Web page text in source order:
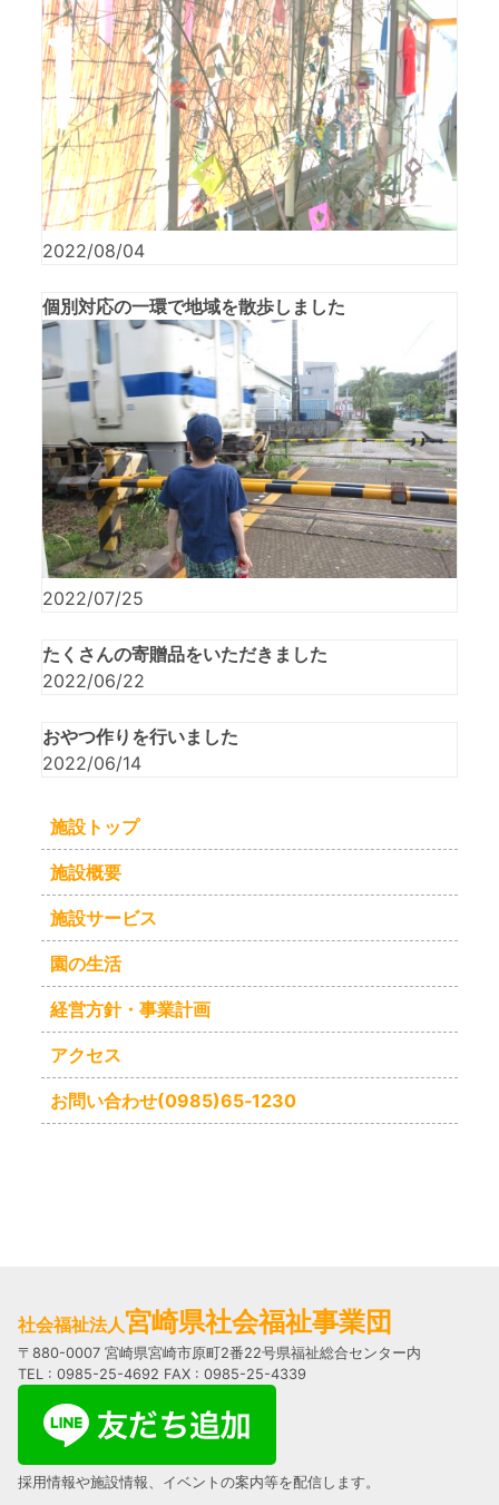
2022/08/04
個別対応の一環で地域を散歩しました
2022/07/25
たくさんの寄贈品をいただきました
2022/06/22
おやつ作りを行いました
2022/06/14
施設トップ
施設概要
施設サービス
園の生活
経営方針・事業計画
アクセス
お問い合わせ(0985)65‐1230
社会福祉法人宮崎県社会福祉事業団
〒880-0007 宮崎県宮崎市原町2番22号県福祉総合センター内
TEL : 0985-25-4692 FAX : 0985-25-4339
採用情報や施設情報、イベントの案内等を配信します。